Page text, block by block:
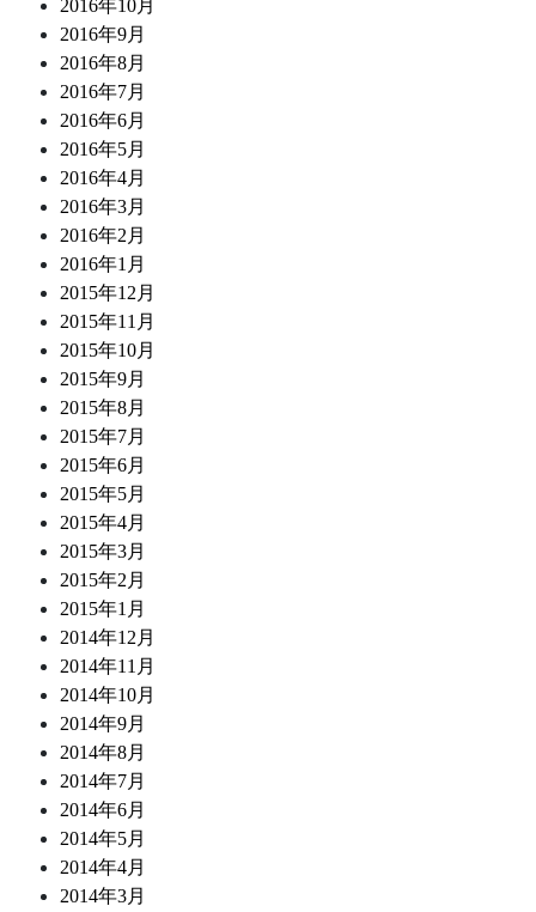
2016年10月
2016年9月
2016年8月
2016年7月
2016年6月
2016年5月
2016年4月
2016年3月
2016年2月
2016年1月
2015年12月
2015年11月
2015年10月
2015年9月
2015年8月
2015年7月
2015年6月
2015年5月
2015年4月
2015年3月
2015年2月
2015年1月
2014年12月
2014年11月
2014年10月
2014年9月
2014年8月
2014年7月
2014年6月
2014年5月
2014年4月
2014年3月